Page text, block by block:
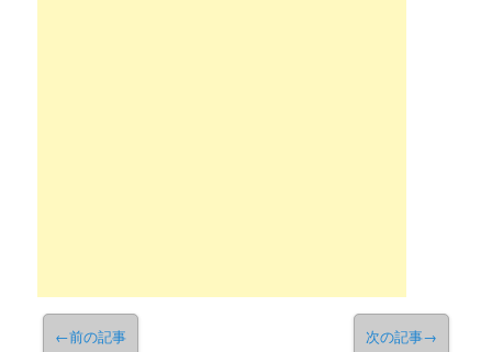
←前の記事 次の記事→